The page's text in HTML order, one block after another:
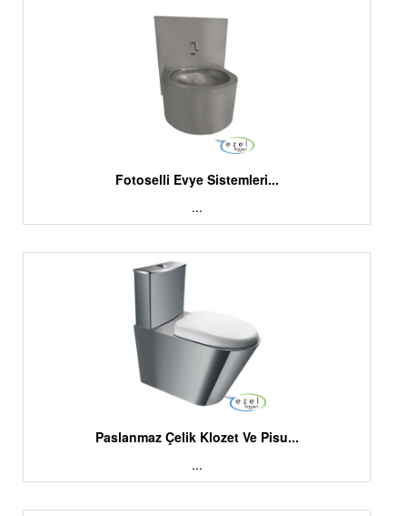
Fotoselli Evye Sistemleri...
...
Paslanmaz Çelik Klozet Ve Pisu...
...